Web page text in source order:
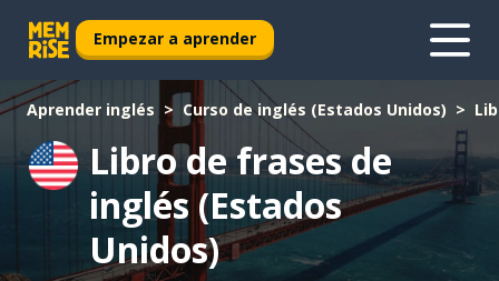
Empezar a aprender
Aprender inglés Curso de inglés (Estados Unidos)
Libro de frases de
inglés (Estados
Unidos)